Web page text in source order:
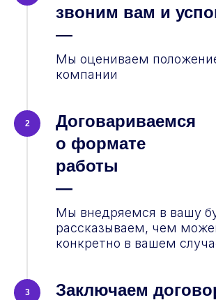
звоним вам и
—
Мы оцениваем
компании
2
Договариваемся
о формате
работы
—
Мы внедряемся в вашу
рассказываем, чем
конкретно в вашем
3
Заключаем